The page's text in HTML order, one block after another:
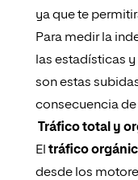
ya que te
Para medir la
las estadísticas
son estas
consecuencia
Tráfico total y
El tráfico
desde los